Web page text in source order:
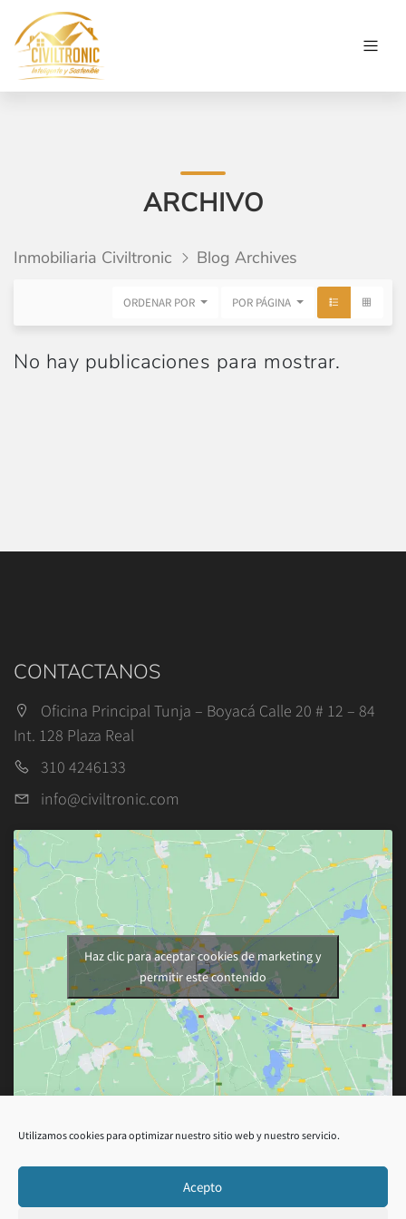
Utilizamos cookies para optimizar nuestro sitio web y nuestro servicio.
Acepto
ARCHIVO
Inmobiliaria Civiltronic Blog Archives
ORDENAR POR POR PÁGINA
No hay publicaciones para mostrar.
CONTACTANOS
Oficina Principal Tunja – Boyacá Calle 20 # 12 – 84
Int. 128 Plaza Real
310 4246133
info@civiltronic.com
Haz clic para aceptar cookies de marketing y
permitir este contenido